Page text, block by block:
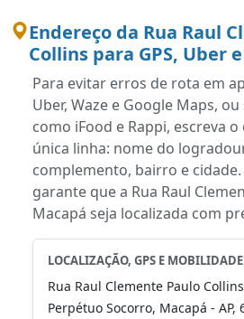
Endereço da Rua Raul
Collins para GPS, Uber
Para evitar erros de rota em
Uber, Waze e Google Maps,
como iFood e Rappi, escreva
única linha: nome do
complemento, bairro e
garante que a Rua Raul
Macapá seja localizada com
LOCALIZAÇÃO, GPS E
Rua Raul Clemente Paulo
Perpétuo Socorro, Macapá - AP,